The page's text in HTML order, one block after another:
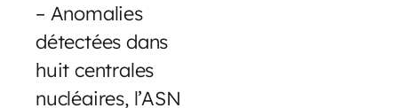
– Anomalies
détectées dans
huit centrales
nucléaires, l’ASN